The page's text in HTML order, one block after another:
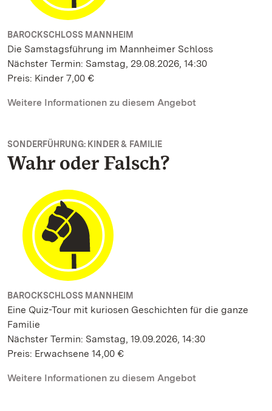
BAROCKSCHLOSS MANNHEIM
Die Samstagsführung im Mannheimer Schloss
Nächster Termin: Samstag, 29.08.2026, 14:30
Preis: Kinder 7,00 €
Weitere Informationen zu diesem Angebot
SONDERFÜHRUNG: KINDER & FAMILIE
Wahr oder Falsch?
BAROCKSCHLOSS MANNHEIM
Eine Quiz-Tour mit kuriosen Geschichten für die ganze
Familie
Nächster Termin: Samstag, 19.09.2026, 14:30
Preis: Erwachsene 14,00 €
Weitere Informationen zu diesem Angebot